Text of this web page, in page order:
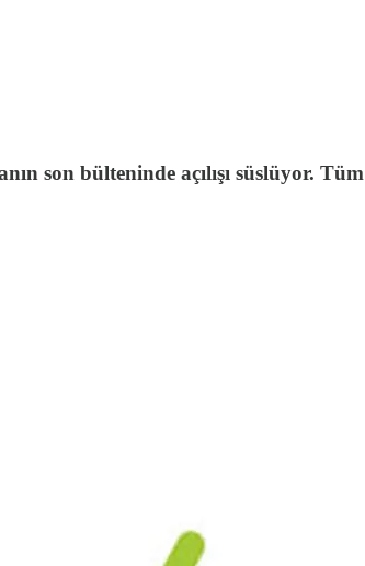
son bülteninde açılışı süslüyor.